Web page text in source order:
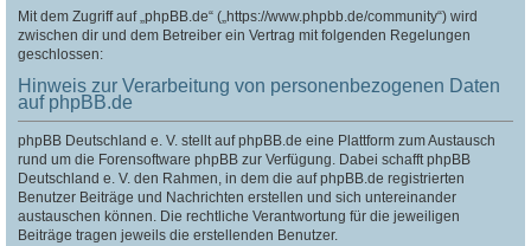
Mit dem Zugriff auf „phpBB.de“ („https://www.phpbb.de/community“) wird
zwischen dir und dem Betreiber ein Vertrag mit folgenden Regelungen
geschlossen:
Hinweis zur Verarbeitung von personenbezogenen Daten
auf phpBB.de
phpBB Deutschland e. V. stellt auf phpBB.de eine Plattform zum Austausch
rund um die Forensoftware phpBB zur Verfügung. Dabei schafft phpBB
Deutschland e. V. den Rahmen, in dem die auf phpBB.de registrierten
Benutzer Beiträge und Nachrichten erstellen und sich untereinander
austauschen können. Die rechtliche Verantwortung für die jeweiligen
Beiträge tragen jeweils die erstellenden Benutzer.